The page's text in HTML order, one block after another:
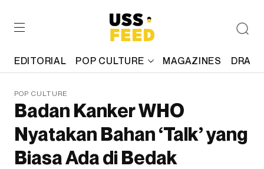
EDITORIAL POP CULTURE MAGAZINES
POP CULTURE
Badan Kanker WHO
Nyatakan Bahan ‘Talk’ yang
Biasa Ada di Bedak